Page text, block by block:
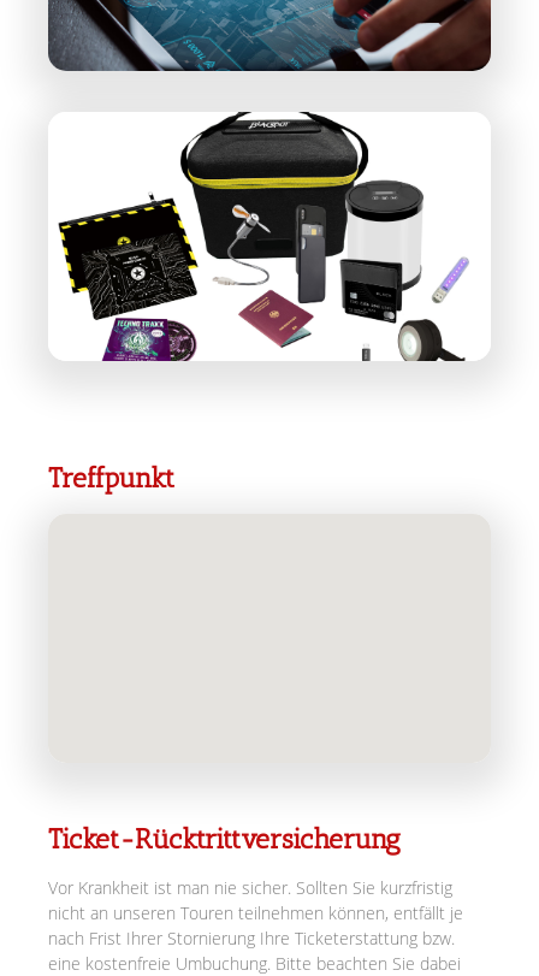
Treffpunkt
Ticket-Rücktrittversicherung
Vor Krankheit ist man nie sicher. Sollten Sie kurzfristig
nicht an unseren Touren teilnehmen können, entfällt je
nach Frist Ihrer Stornierung Ihre Ticketerstattung bzw.
eine kostenfreie Umbuchung. Bitte beachten Sie dabei